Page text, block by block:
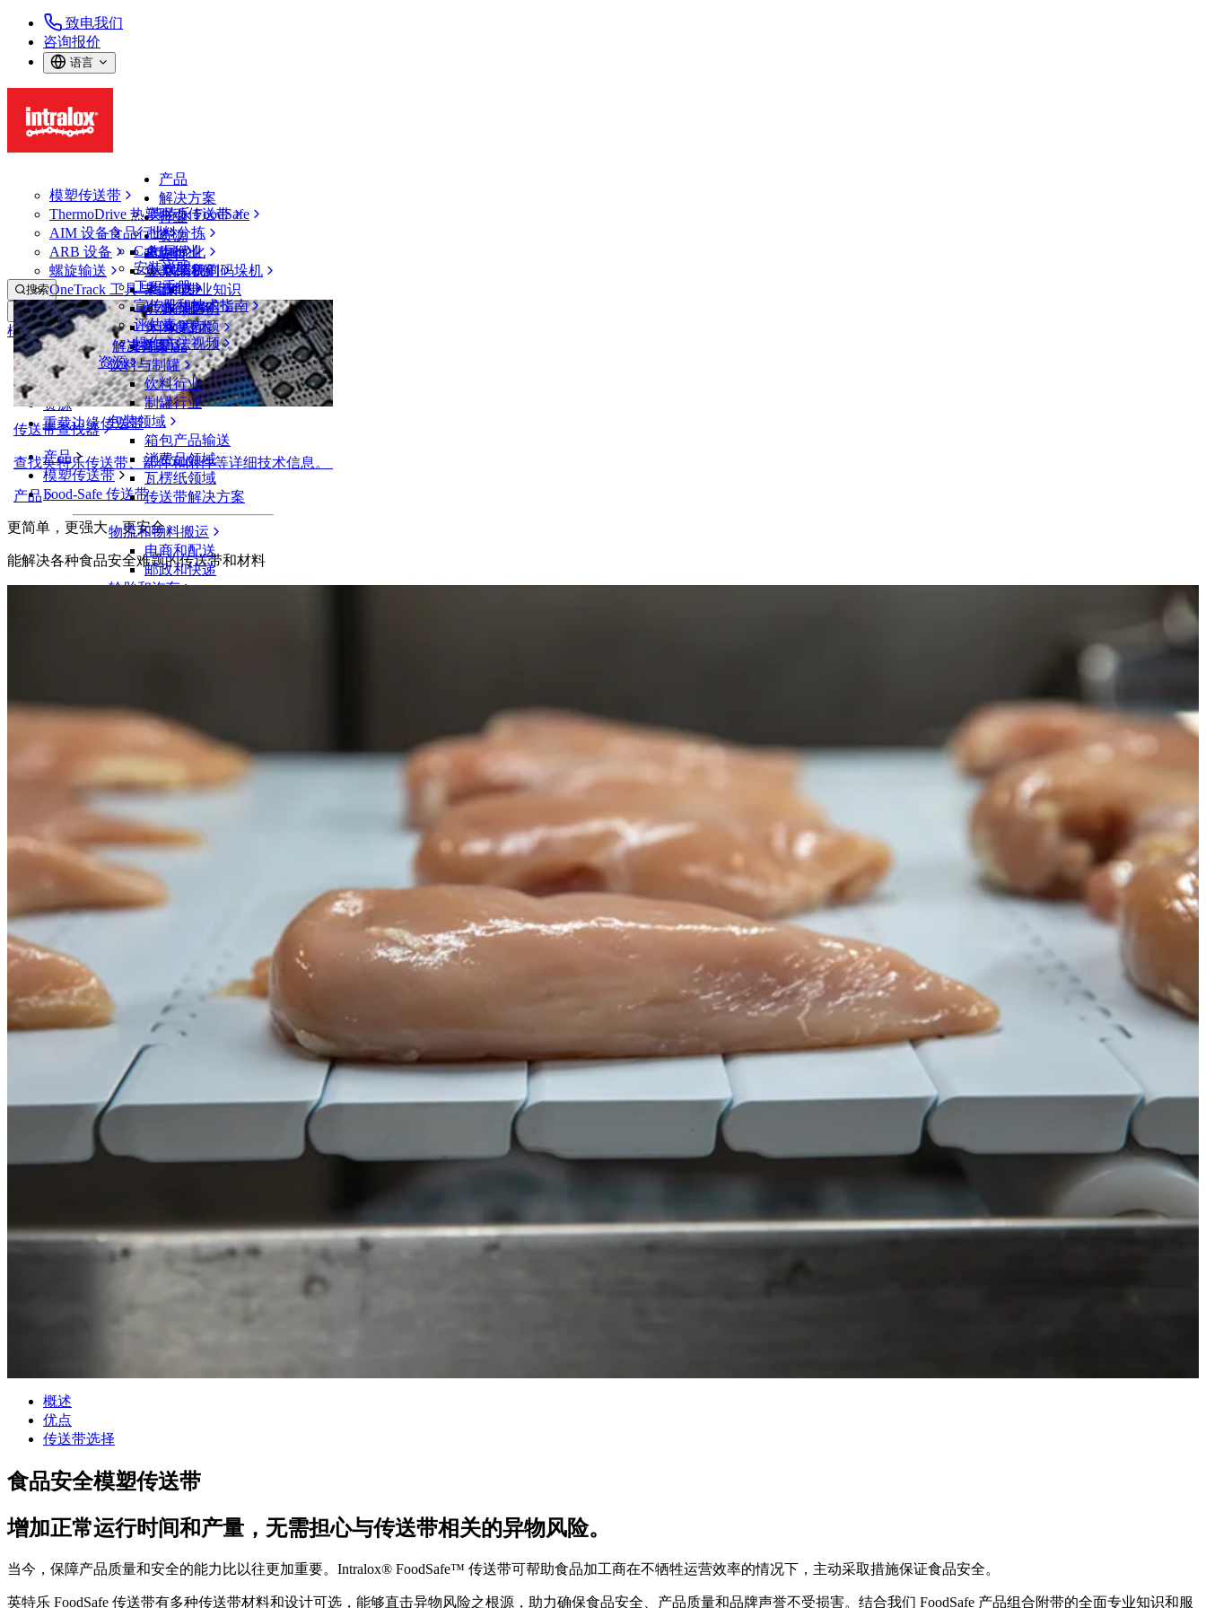
致电我们
咨询报价
语言
产品
模塑传送带
ThermoDrive 热塑驱动传送带
AIM 设备
ARB 设备
螺旋输送
OneTrack 工具与组件
传送带查找器
查找英特乐传送带、部件和附件等详细技术信息。
产品
解决方案
英特乐 FoodSafe
批料分拣
布局优化
从包装机到码垛机
专业知识
服务
技术
解决方案
行业
食品行业
禽肉行业
鱼类和海鲜
果蔬行业
烘焙行业
休闲食品
乳制品
饮料与制罐
饮料行业
制罐行业
包装领域
箱包产品输送
消费品领域
瓦楞纸领域
传送带解决方案
物流和物料搬运
电商和配送
邮政和快递
轮胎和汽车
资源
CalcLab
安装说明
工程手册
宣传册和技术指南
评估表
操作方法视频
资源
支持
联系我们
保证
政策声明
常见问题
支持
搜索
打开菜单
模塑传送带
传送带类型
工具和组件
资源
重载边缘传送带
产品
模塑传送带
Food-Safe 传送带
更简单，更强大，更安全。
能解决各种食品安全难题的传送带和材料
概述
优点
传送带选择
食品安全模塑传送带
增加正常运行时间和产量，无需担心与传送带相关的异物风险。
当今，保障产品质量和安全的能力比以往更加重要。Intralox® FoodSafe™ 传送带可帮助食品加工商在不牺牲运营效率的情况下，主动采取措施保证食品安全。
英特乐 FoodSafe 传送带有多种传送带材料和设计可选，能够直击异物风险之根源，助力确保食品安全、产品质量和品牌声誉不受损害。结合我们 FoodSafe 产品组合附带的全面专业知识和服